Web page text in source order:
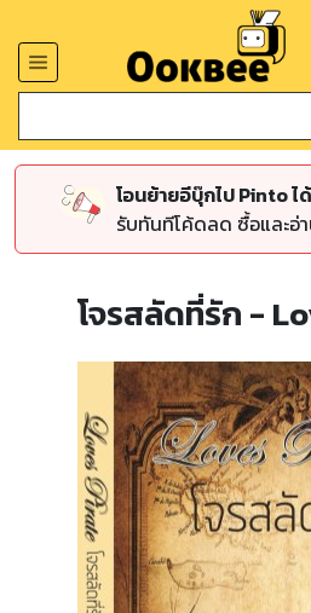
โอนย้ายอีบุ๊กไป Pinto
รับทันทีโค้ดลด ซื้อและอ่
โจรสลัดที่รัก -